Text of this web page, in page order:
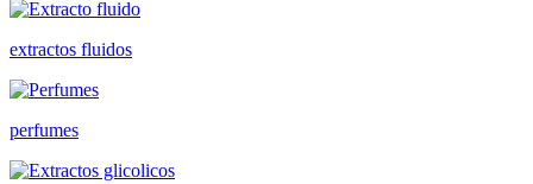
extractos fluidos
perfumes